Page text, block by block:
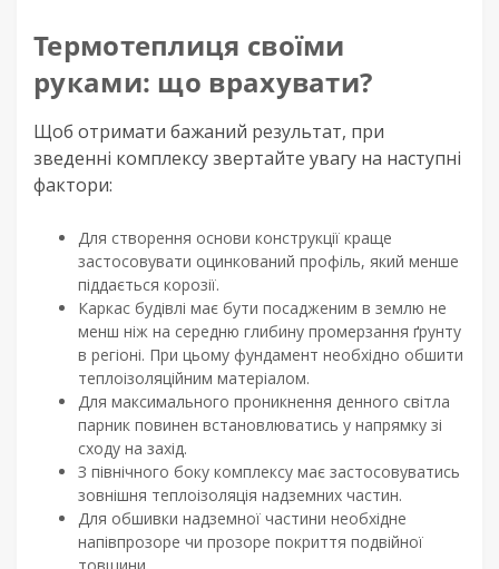
Термотеплиця своїми
руками: що врахувати?
Щоб отримати бажаний результат, при
зведенні комплексу звертайте увагу на наступні
фактори:
Для створення основи конструкції краще
застосовувати оцинкований профіль, який менше
піддається корозії.
Каркас будівлі має бути посадженим в землю не
менш ніж на середню глибину промерзання ґрунту
в регіоні. При цьому фундамент необхідно обшити
теплоізоляційним матеріалом.
Для максимального проникнення денного світла
парник повинен встановлюватись у напрямку зі
сходу на захід.
З північного боку комплексу має застосовуватись
зовнішня теплоізоляція надземних частин.
Для обшивки надземної частини необхідне
напівпрозоре чи прозоре покриття подвійної